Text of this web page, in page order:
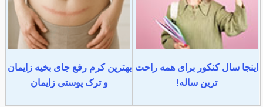
اینجا سال کنکور برای همه راحت
ترین ساله!
بهترین کرم رفع جای بخیه زایمان
و ترک پوستی زایمان